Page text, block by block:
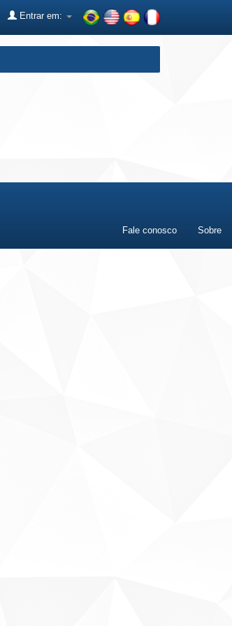
Entrar em:
Fale conosco Sobre